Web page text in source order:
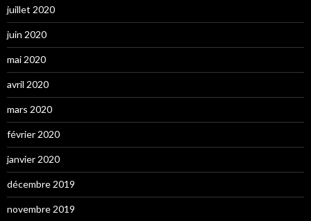
juillet 2020
juin 2020
mai 2020
avril 2020
mars 2020
février 2020
janvier 2020
décembre 2019
novembre 2019